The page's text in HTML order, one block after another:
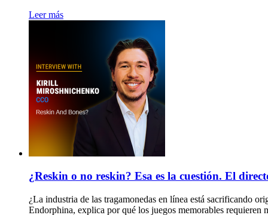
Leer más
¿Reskin o no reskin? Esa es la cuestión. El
¿La industria de las tragamonedas en línea está sacrificando
Endorphina, explica por qué los juegos memorables requieren